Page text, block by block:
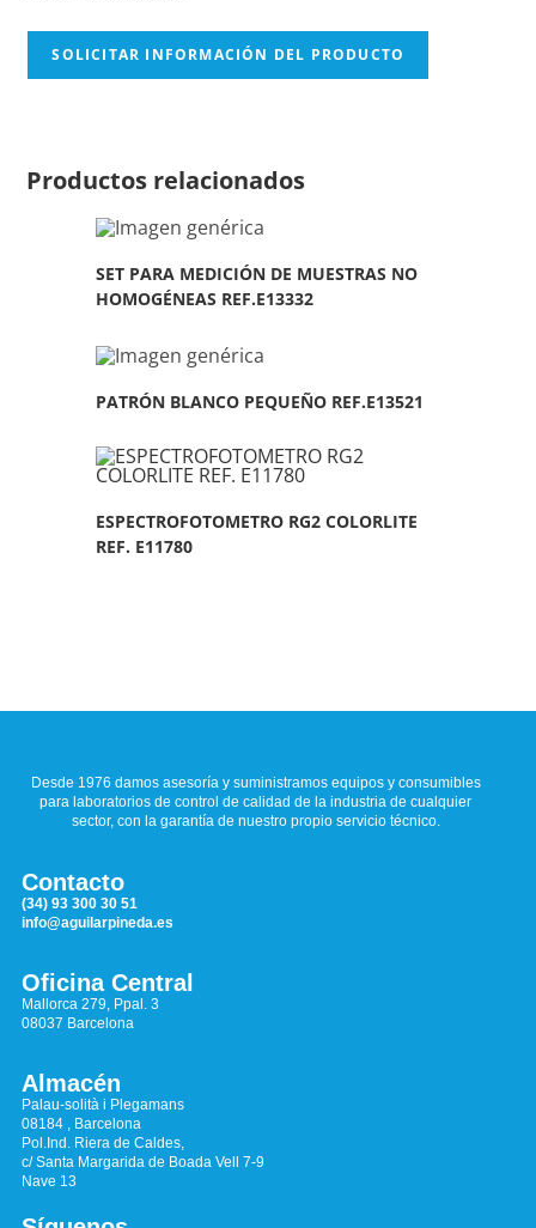
SOLICITAR INFORMACIÓN DEL PRODUCTO
Productos relacionados
SET PARA MEDICIÓN DE MUESTRAS NO
HOMOGÉNEAS REF.E13332
PATRÓN BLANCO PEQUEÑO REF.E13521
ESPECTROFOTOMETRO RG2 COLORLITE
REF. E11780
Desde 1976 damos asesoría y suministramos equipos y consumibles
para laboratorios de control de calidad de la industria de cualquier
sector, con la garantía de nuestro propio servicio técnico.
Contacto
(34) 93 300 30 51
info@aguilarpineda.es
Oficina Central
Mallorca 279, Ppal. 3
08037 Barcelona
Almacén
Palau-solità i Plegamans
08184 , Barcelona
Pol.Ind. Riera de Caldes,
c/ Santa Margarida de Boada Vell 7-9
Nave 13